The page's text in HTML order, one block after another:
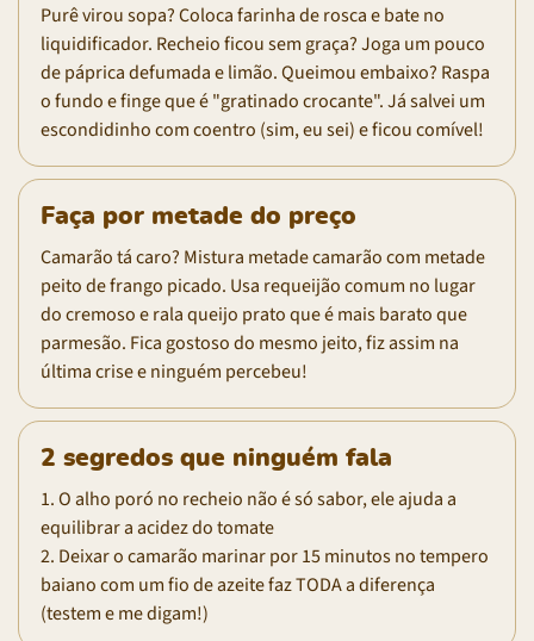
Purê virou sopa? Coloca farinha de rosca e bate no
liquidificador. Recheio ficou sem graça? Joga um pouco
de páprica defumada e limão. Queimou embaixo? Raspa
o fundo e finge que é "gratinado crocante". Já salvei um
escondidinho com coentro (sim, eu sei) e ficou comível!
Faça por metade do preço
Camarão tá caro? Mistura metade camarão com metade
peito de frango picado. Usa requeijão comum no lugar
do cremoso e rala queijo prato que é mais barato que
parmesão. Fica gostoso do mesmo jeito, fiz assim na
última crise e ninguém percebeu!
2 segredos que ninguém fala
1. O alho poró no recheio não é só sabor, ele ajuda a
equilibrar a acidez do tomate
2. Deixar o camarão marinar por 15 minutos no tempero
baiano com um fio de azeite faz TODA a diferença
(testem e me digam!)